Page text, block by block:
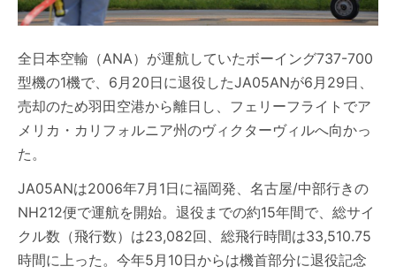
全日本空輸（ANA）が運航していたボーイング737-700
型機の1機で、6月20日に退役したJA05ANが6月29日、
売却のため羽田空港から離日し、フェリーフライトでア
メリカ・カリフォルニア州のヴィクターヴィルへ向かっ
た。
JA05ANは2006年7月1日に福岡発、名古屋/中部行きの
NH212便で運航を開始。退役までの約15年間で、総サイ
クル数（飛行数）は23,082回、総飛行時間は33,510.75
時間に上った。今年5月10日からは機首部分に退役記念